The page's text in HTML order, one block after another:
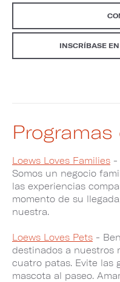
INSCRÍBASE
Loews Loves Families -
Somos un negocio
las experiencias
momento de su
nuestra.
Loews Loves Pets -
destinados a nuestros
cuatro patas.​​​​​​​ Evite las
mascota al paseo.